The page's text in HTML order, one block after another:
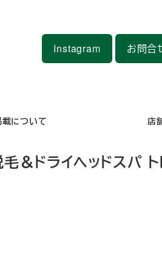
Instagram お問合
について 店
＆ドライヘッドスパ